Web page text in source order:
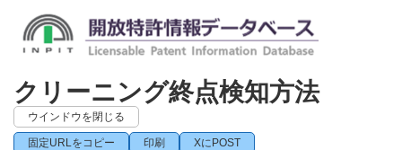
クリーニング終点検知方法
ウインドウを閉じる
固定URLをコピー 印刷 XにPOST